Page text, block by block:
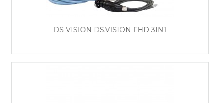
DS VISION DS.VISION FHD 3IN1